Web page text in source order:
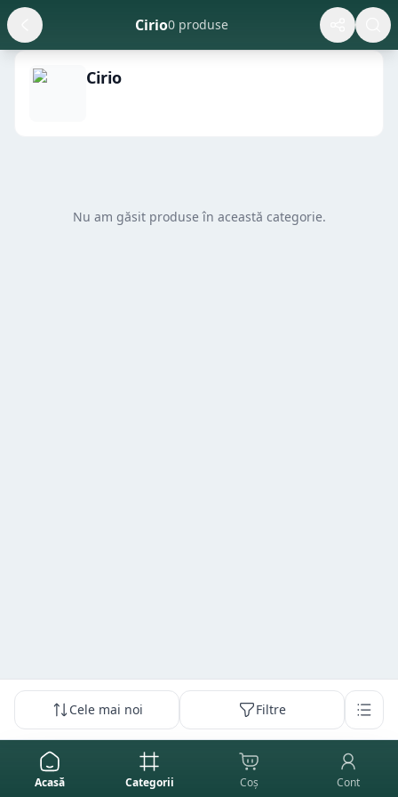
Cirio0 produse
Cirio
Nu am găsit produse în această categorie.
Cele mai noi Filtre
Acasă Categorii Coș Cont